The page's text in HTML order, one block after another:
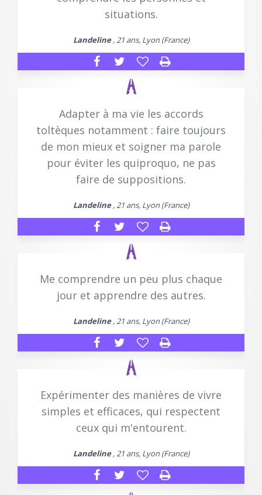
situations.
Landeline, 21 ans, Lyon (France)
Adapter à ma vie les accords
toltèques notamment : faire toujours
de mon mieux et soigner ma parole
pour éviter les quiproquo, ne pas
faire de suppositions.
Landeline, 21 ans, Lyon (France)
Me comprendre un peu plus chaque
jour et apprendre des autres.
Landeline, 21 ans, Lyon (France)
Expérimenter des manières de vivre
simples et efficaces, qui respectent
ceux qui m'entourent.
Landeline, 21 ans, Lyon (France)